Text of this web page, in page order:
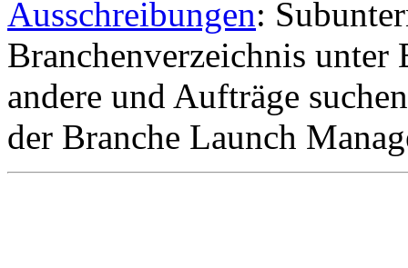
Ausschreibungen:
Branchenverzeichnis
andere und Aufträge
der Branche Launch